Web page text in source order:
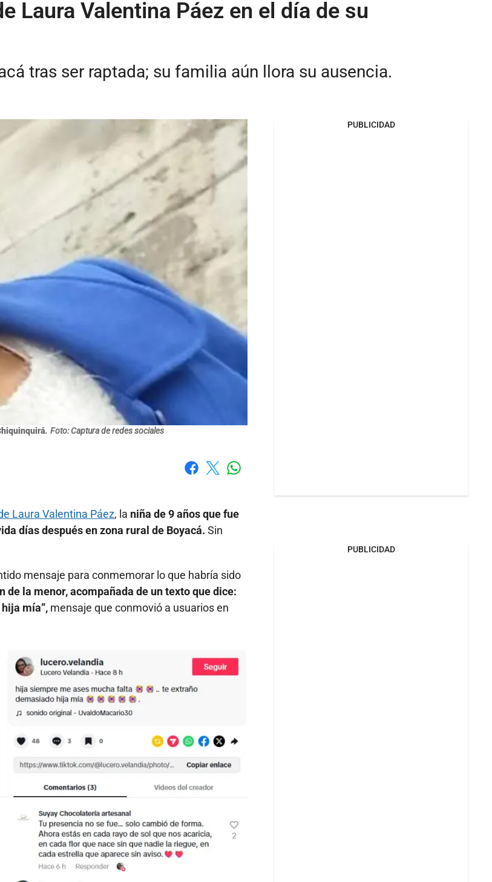
Laura Valentina Páez en el día de su
tras ser raptada; su familia aún llora su ausencia.
Foto: Captura de redes sociales
Laura Valentina Páez, la niña de 9 años que fue
días después en zona rural de Boyacá. Sin
mensaje para conmemorar lo que habría sido
de la menor, acompañada de un texto que dice:
mía”, mensaje que conmovió a usuarios en
PUBLICIDAD
PUBLICIDAD